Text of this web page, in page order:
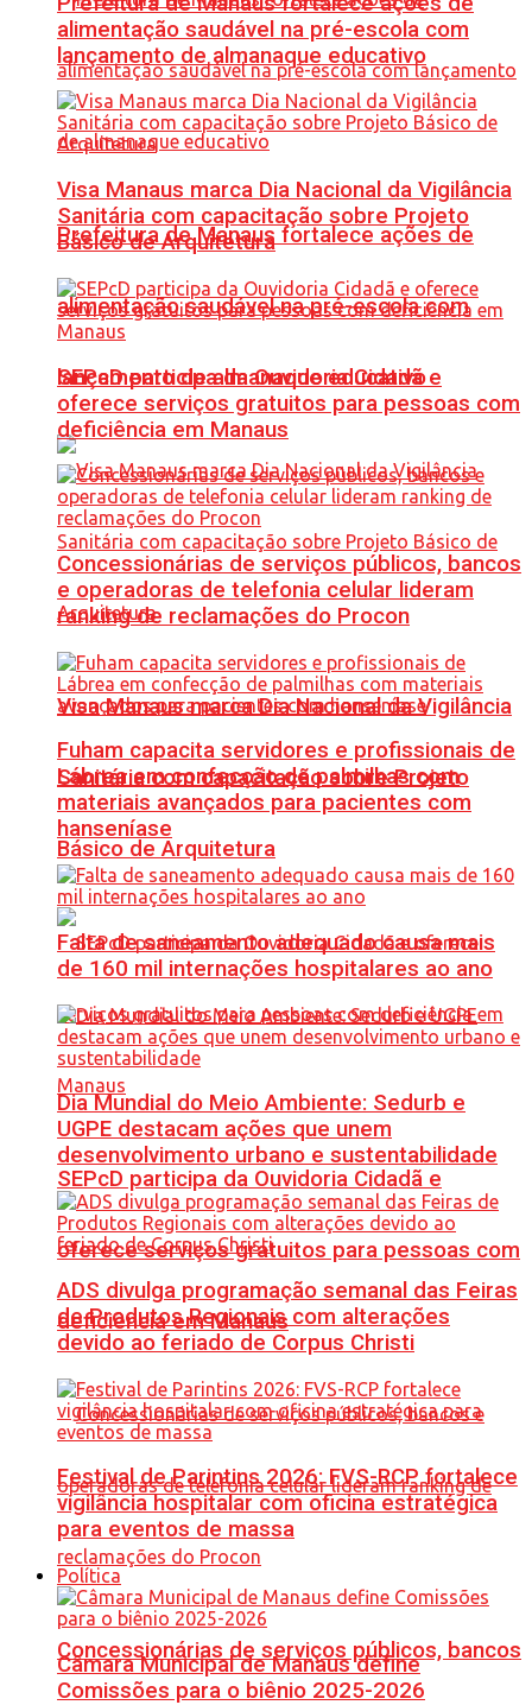
Prefeitura de Manaus fortalece ações de
alimentação saudável na pré-escola com
lançamento de almanaque educativo
Visa Manaus marca Dia Nacional da Vigilância
Sanitária com capacitação sobre Projeto
Básico de Arquitetura
SEPcD participa da Ouvidoria Cidadã e
oferece serviços gratuitos para pessoas com
deficiência em Manaus
Concessionárias de serviços públicos, bancos
alimentação saudável na pré-escola com
lançamento de almanaque educativo
Visa Manaus marca Dia Nacional da Vigilância
Sanitária com capacitação sobre Projeto
Básico de Arquitetura
SEPcD participa da Ouvidoria Cidadã e
oferece serviços gratuitos para pessoas com
deficiência em Manaus
Concessionárias de serviços públicos, bancos
e operadoras de telefonia celular lideram
ranking de reclamações do Procon
Fuham capacita servidores e profissionais de
Lábrea em confecção de palmilhas com
materiais avançados para pacientes com
hanseníase
Falta de saneamento adequado causa mais
de 160 mil internações hospitalares ao ano
Dia Mundial do Meio Ambiente: Sedurb e
UGPE destacam ações que unem
desenvolvimento urbano e sustentabilidade
ADS divulga programação semanal das Feiras
de Produtos Regionais com alterações
devido ao feriado de Corpus Christi
Festival de Parintins 2026: FVS-RCP fortalece
vigilância hospitalar com oficina estratégica
para eventos de massa
Política
Câmara Municipal de Manaus define
Comissões para o biênio 2025-2026